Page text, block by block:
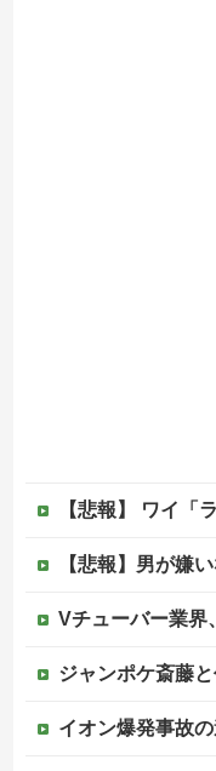
【悲報】 ワイ「ラーメン一
【悲報】男が嫌いな
Vチューバー業界、2020
ジャンポケ斎藤と代理人のやりとり、
イオン爆発事故の遺族